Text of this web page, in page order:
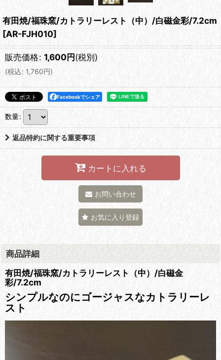
有田焼/福珠窯/カトラリーレスト（中）/白磁金彩/7.2cm
[AR-FJH010]
販売価格: 1,600円(税別)
(税込: 1,760円)
Facebookでシェア
数量:
返品特約に関する重要事項
カートに入れる
お問い合わせ
お気に入り登録
商品詳細
有田焼/福珠窯/カトラリーレスト（中）/白磁金
彩/7.2cm
シンプルなのにゴージャスなカトラリーレ
スト